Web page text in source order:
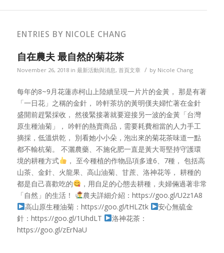
ENTRIES BY NICOLE CHANG
自在農夫 最自然的菊花茶
November 26, 2018 in 最新活動與消息 , 首頁文章 / by Nicole Chang
每年的8~9月花蓮赤柯山上陸續呈現一片片的金黃， 那是有著
「一日花」之稱的金針， 吟軒茶坊的黃明傼夫婦忙著在金針
盛開前趕緊採收， 然後緊接著就要迎接另一波的金黃「台灣
原生種油菊」， 吟軒的熱賣商品，需要耗費相當的人力手工
摘採，低溫烘乾， 別看她小小朵，泡出來的菊花茶味道一點
都不輸杭菊。 不灑農藥、不施化肥一直是黃大哥堅持守護環
境的耕種方式
， 至今種植的作物品項多達6、7種， 包括高
山茶、金針、火龍果、高山油菊、甘蔗、洛神花等， 耕種的
都是自己喜歡吃的
，用自足的心態去耕種，夫婦倆過著非常
「自然」的生活！
農夫詳細介紹：https://goo.gl/U2z1A8
高山原生種油菊：https://goo.gl/tHLZtk
安心無硫金
針：https://goo.gl/1UhdLT
洛神花茶：
https://goo.gl/zErNaU